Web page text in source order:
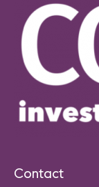
Contact